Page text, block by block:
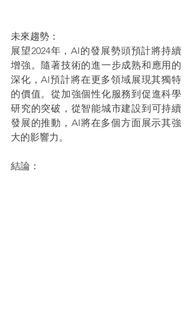
未來趨勢：
展望2024年，AI的發展勢頭預計將持續
增強。隨著技術的進一步成熟和應用的
深化，AI預計將在更多領域展現其獨特
的價值。從加強個性化服務到促進科學
研究的突破，從智能城市建設到可持續
發展的推動，AI將在多個方面展示其強
大的影響力。
結論：